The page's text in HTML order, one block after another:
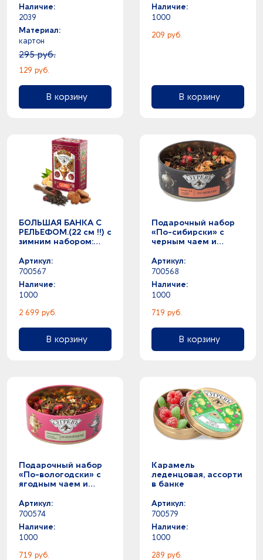
Наличие:
2039
Материал:
картон
295 руб.
129 руб.
В корзину
Наличие:
1000
209 руб.
В корзину
БОЛЬШАЯ БАНКА С
РЕЛЬЕФОМ.(22 см !!) с
зимним набором:
Имбирный чай. Вес
нетто:500г
Артикул:
700567
Наличие:
1000
2 699 руб.
В корзину
Подарочный набор
«По-сибирски» с
черным чаем и
монпансье
Артикул:
700568
Наличие:
1000
719 руб.
В корзину
Подарочный набор
«По-вологодски» с
ягодным чаем и
монпансье
Артикул:
700574
Наличие:
1000
719 руб.
Карамель
леденцовая, ассорти
в банке
Артикул:
700579
Наличие:
1000
289 руб.